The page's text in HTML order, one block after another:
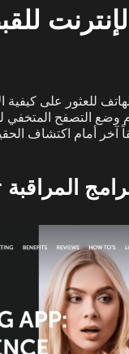
للعثور على
التصفح المتخفي
آخر أمام اكتشاف